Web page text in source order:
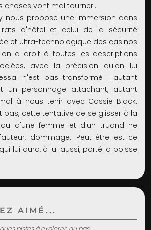
choses vont mal tourner...
nous propose une immersion dans
d'hôtel et celui de la sécurité
et ultra-technologique des casinos
on a droit à toutes les descriptions
avec la précision qu'on lui
n'est pas transformé : autant
un personnage attachant, autant
à nous tenir avec Cassie Black.
pas, cette tentative de se glisser à la
d'une femme et d'un truand ne
dommage. Peut-être est-ce
lui aura, à lui aussi, porté la poisse
AIMÉ...
pistes à explorer, ou pas...